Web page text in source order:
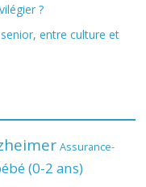
?
entre culture et
Assurance-
(0-2 ans)